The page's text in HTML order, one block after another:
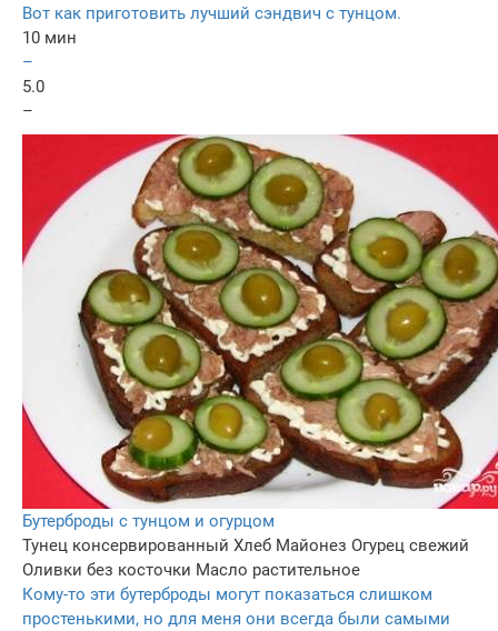
Вот как приготовить лучший сэндвич с тунцом.
10 мин
–
5.0
–
Бутерброды с тунцом и огурцом
Тунец консервированный Хлеб Майонез Огурец свежий
Оливки без косточки Масло растительное
Кому-то эти бутерброды могут показаться слишком
простенькими, но для меня они всегда были самыми